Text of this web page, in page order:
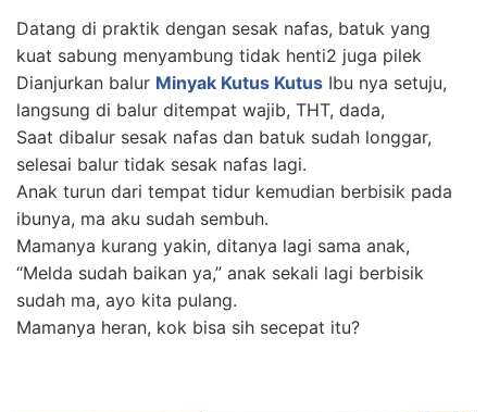
Datang di praktik dengan sesak nafas, batuk yang
kuat sabung menyambung tidak henti2 juga pilek
Dianjurkan balur Minyak Kutus Kutus Ibu nya setuju,
langsung di balur ditempat wajib, THT, dada,
Saat dibalur sesak nafas dan batuk sudah longgar,
selesai balur tidak sesak nafas lagi.
Anak turun dari tempat tidur kemudian berbisik pada
ibunya, ma aku sudah sembuh.
Mamanya kurang yakin, ditanya lagi sama anak,
“Melda sudah baikan ya,” anak sekali lagi berbisik
sudah ma, ayo kita pulang.
Mamanya heran, kok bisa sih secepat itu?